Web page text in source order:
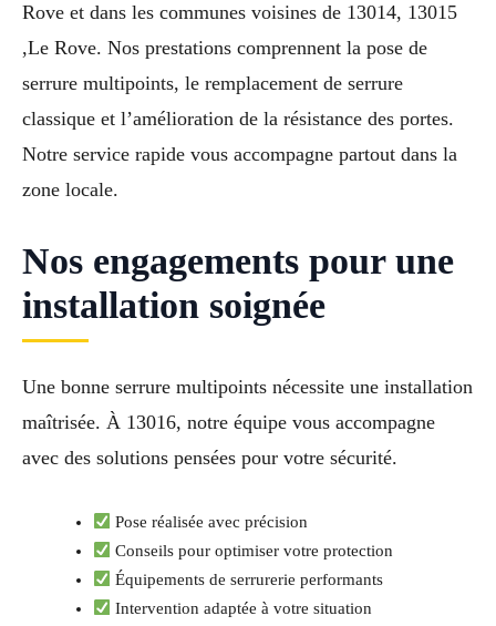
Rove et dans les communes voisines de 13014, 13015
,Le Rove. Nos prestations comprennent la pose de
serrure multipoints, le remplacement de serrure
classique et l’amélioration de la résistance des portes.
Notre service rapide vous accompagne partout dans la
zone locale.
Nos engagements pour une
installation soignée
Une bonne serrure multipoints nécessite une installation
maîtrisée. À 13016, notre équipe vous accompagne
avec des solutions pensées pour votre sécurité.
Pose réalisée avec précision
Conseils pour optimiser votre protection
Équipements de serrurerie performants
Intervention adaptée à votre situation